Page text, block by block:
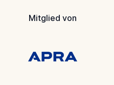
Mitglied von